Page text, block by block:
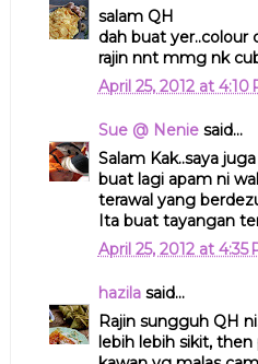
salam QH
dah buat yer..colour
rajin nnt mmg nk
April 25, 2012 at 4:10
Sue @ Neniesaid...
Salam Kak..saya
buat lagi apam ni
terawal yang
Ita buat tayangan
April 25, 2012 at 4:35
hazilasaid...
Rajin sungguh QH
lebih lebih sikit, then